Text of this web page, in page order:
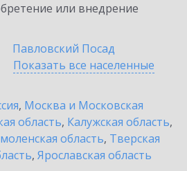
или внедрение
Павловский Посад
Показать все населенные
, Москва и Московская
область, Калужская область,
область, Тверская
, Ярославская область